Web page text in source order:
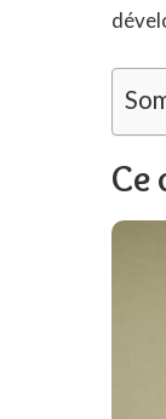
Ce